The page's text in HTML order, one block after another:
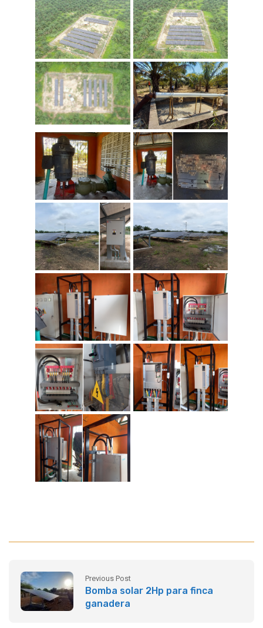
Previous Post
Bomba solar 2Hp para finca
ganadera